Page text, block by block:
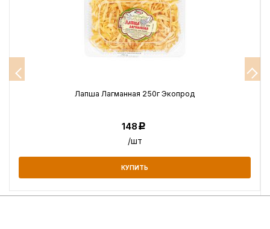
Лапша Лагманная 250г Экопрод
148Р
/шт
КУПИТЬ